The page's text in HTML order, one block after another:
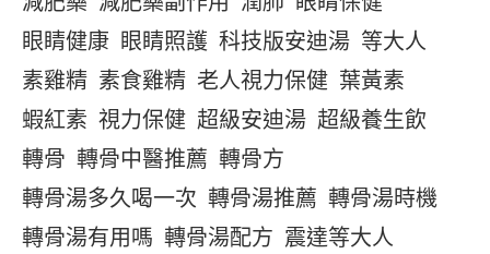
眼睛健康 眼睛照護 科技版安迪湯 等大人
素雞精 素食雞精 老人視力保健 葉黃素
蝦紅素 視力保健 超級安迪湯 超級養生飲
轉骨 轉骨中醫推薦 轉骨方
轉骨湯多久喝一次 轉骨湯推薦 轉骨湯時機
轉骨湯有用嗎 轉骨湯配方 震達等大人